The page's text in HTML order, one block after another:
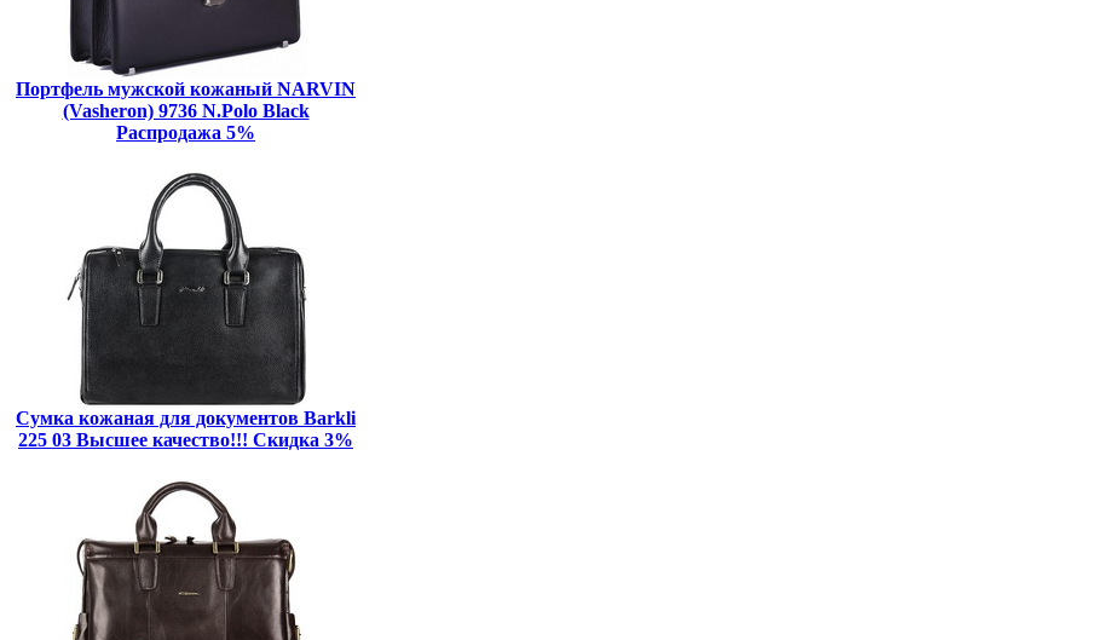
Портфель мужской кожаный NARVIN
(Vasheron) 9736 N.Polo Black
Распродажа 5%
Сумка кожаная для документов Barkli
225 03 Высшее качество!!! Скидка 3%